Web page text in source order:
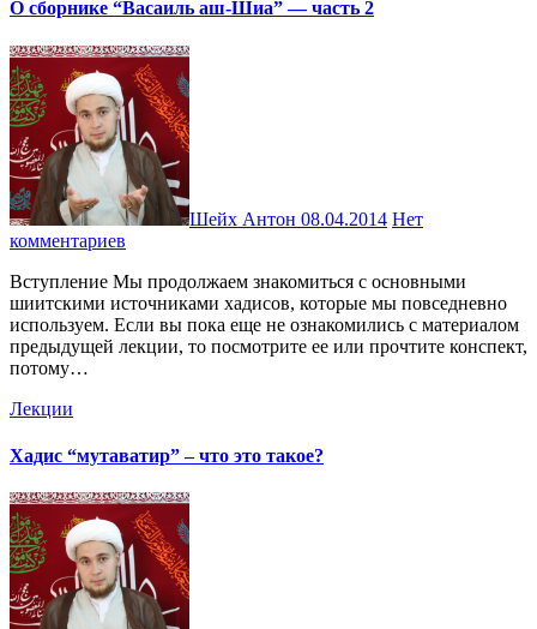
О сборнике “Васаиль аш-Шиа” — часть 2
Шейх Антон 08.04.2014 Нет
комментариев
Вступление Мы продолжаем знакомиться с основными
шиитскими источниками хадисов, которые мы повседневно
используем. Если вы пока еще не ознакомились с материалом
предыдущей лекции, то посмотрите ее или прочтите конспект,
потому…
Лекции
Хадис “мутаватир” – что это такое?